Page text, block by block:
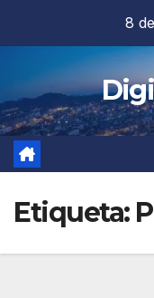
contenido
8
Etiqueta: